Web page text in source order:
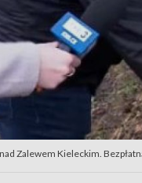
Zalewem Kieleckim.